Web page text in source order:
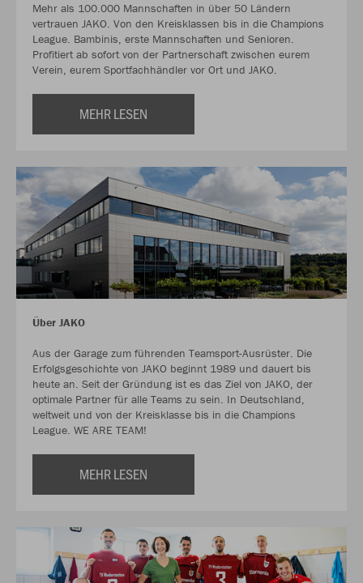
Mehr als 100.000 Mannschaften in über 50 Ländern
vertrauen JAKO. Von den Kreisklassen bis in die Champions
League. Bambinis, erste Mannschaften und Senioren.
Profitiert ab sofort von der Partnerschaft zwischen eurem
Verein, eurem Sportfachhändler vor Ort und JAKO.
MEHR LESEN
Über JAKO
Aus der Garage zum führenden Teamsport-Ausrüster. Die
Erfolgsgeschichte von JAKO beginnt 1989 und dauert bis
heute an. Seit der Gründung ist es das Ziel von JAKO, der
optimale Partner für alle Teams zu sein. In Deutschland,
weltweit und von der Kreisklasse bis in die Champions
League. WE ARE TEAM!
MEHR LESEN